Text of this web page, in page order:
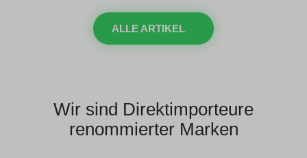
ALLE ARTIKEL
Wir sind Direktimporteure
renommierter Marken